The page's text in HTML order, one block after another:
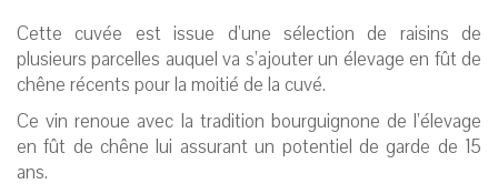
Cette cuvée est issue d’une sélection de raisins de
plusieurs parcelles auquel va s’ajouter un élevage en fût de
chêne récents pour la moitié de la cuvé.
Ce vin renoue avec la tradition bourguignone de l’élevage
en fût de chêne lui assurant un potentiel de garde de 15
ans.